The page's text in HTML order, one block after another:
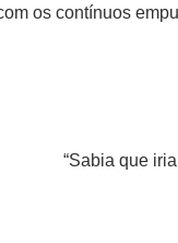
os contínuos
“Sabia que